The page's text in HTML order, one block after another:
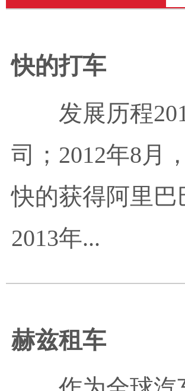
快的打车
发展历程
司；2012年8月
快的获得阿里
2013年...
赫兹租车